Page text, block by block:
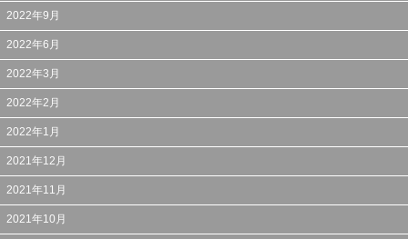
2022年9月
2022年6月
2022年3月
2022年2月
2022年1月
2021年12月
2021年11月
2021年10月